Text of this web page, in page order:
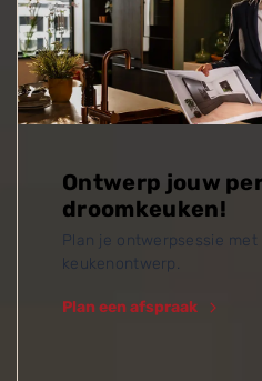
Ontwerp jouw
droomkeuken!
Plan je ontwerpsessie met
keukenontwerp.
Plan een afspraak